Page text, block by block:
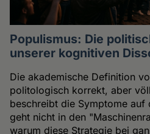
Populismus: Die
unserer kognitiven
Die akademische Definition
politologisch korrekt, aber
beschreibt die Symptome
geht nicht in den
warum diese Strategie bei